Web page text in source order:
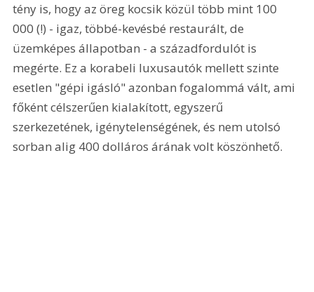
tény is, hogy az öreg kocsik közül több mint 100
000 (!) - igaz, többé-kevésbé restaurált, de
üzemképes állapotban - a századfordulót is
megérte. Ez a korabeli luxusautók mellett szinte
esetlen "gépi igásló" azonban fogalommá vált, ami
főként célszerűen kialakított, egyszerű
szerkezetének, igénytelenségének, és nem utolsó
sorban alig 400 dolláros árának volt köszönhető.